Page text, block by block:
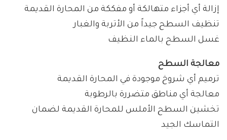
إزالة أي أجزاء متهالكة أو مفككة من المحارة القديمة
تنظيف السطح جيداً من الأتربة والغبار
غسل السطح بالماء النظيف
معالجة السطح
ترميم أي شروخ موجودة في المحارة القديمة
معالجة أي مناطق متضررة بالرطوبة
تخشين السطح الأملس للمحارة القديمة لضمان
التماسك الجيد